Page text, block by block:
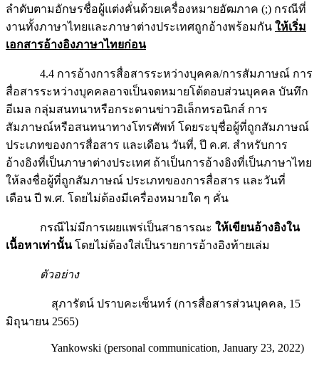
ลำดับตามอักษรชื่อผู้แต่งคั่นด้วยเครื่องหมายอัฒภาค (;) กรณีที่
งานทั้งภาษาไทยและภาษาต่างประเทศถูกอ้างพร้อมกัน ให้เริ่ม
เอกสารอ้างอิงภาษาไทยก่อน
4.4 การอ้างการสื่อสารระหว่างบุคคล/การสัมภาษณ์ การ
สื่อสารระหว่างบุคคลอาจเป็นจดหมายโต้ตอบส่วนบุคคล บันทึก
อีเมล กลุ่มสนทนาหรือกระดานข่าวอิเล็กทรอนิกส์ การ
สัมภาษณ์หรือสนทนาทางโทรศัพท์ โดยระบุชื่อผู้ที่ถูกสัมภาษณ์
ประเภทของการสื่อสาร และเดือน วันที่, ปี ค.ศ. สำหรับการ
อ้างอิงที่เป็นภาษาต่างประเทศ ถ้าเป็นการอ้างอิงที่เป็นภาษาไทย
ให้ลงชื่อผู้ที่ถูกสัมภาษณ์ ประเภทของการสื่อสาร และวันที่
เดือน ปี พ.ศ. โดยไม่ต้องมีเครื่องหมายใด ๆ คั่น
กรณีไม่มีการเผยแพร่เป็นสาธารณะ ให้เขียนอ้างอิงใน
เนื้อหาเท่านั้นโดยไม่ต้องใส่เป็นรายการอ้างอิงท้ายเล่ม
ตัวอย่าง
สุภารัตน์ ปราบคะเซ็นทร์ (การสื่อสารส่วนบุคคล, 15
มิถุนายน 2565)
Yankowski (personal communication, January 23, 2022)